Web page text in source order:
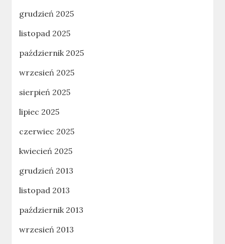
grudzień 2025
listopad 2025
październik 2025
wrzesień 2025
sierpień 2025
lipiec 2025
czerwiec 2025
kwiecień 2025
grudzień 2013
listopad 2013
październik 2013
wrzesień 2013